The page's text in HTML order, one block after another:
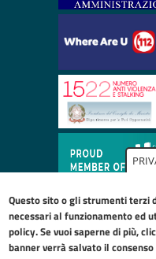
Questo sito o gli strumenti terzi
necessari al funzionamento
policy. Se vuoi saperne di più,
banner verrà salvato il